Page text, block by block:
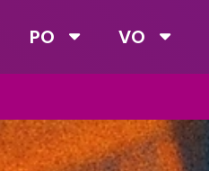
PO VO